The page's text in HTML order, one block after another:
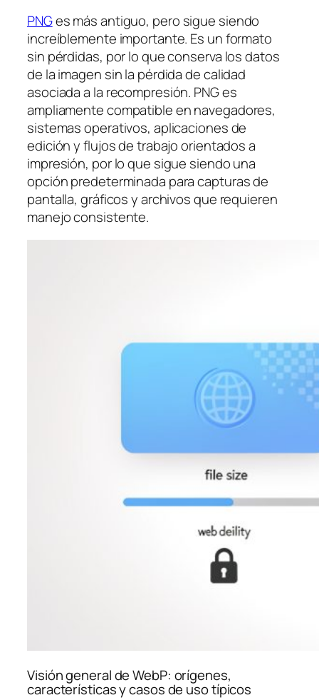
PNGes más antiguo, pero sigue siendo
increíblemente importante. Es un formato
sin pérdidas, por lo que conserva los datos
de la imagen sin la pérdida de calidad
asociada a la recompresión. PNG es
ampliamente compatible en navegadores,
sistemas operativos, aplicaciones de
edición y flujos de trabajo orientados a
impresión, por lo que sigue siendo una
opción predeterminada para capturas de
pantalla, gráficos y archivos que requieren
manejo consistente.
Visión general de WebP: orígenes,
características y casos de uso típicos